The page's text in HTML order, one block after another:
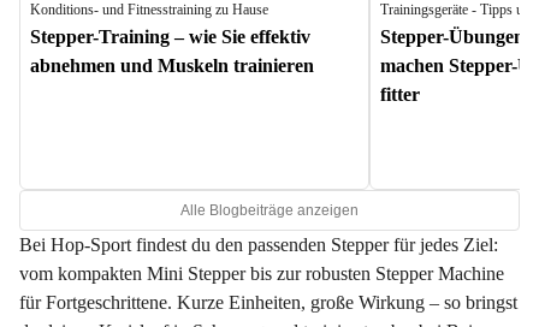
Konditions- und Fitnesstraining zu Hause
Stepper-Training – wie Sie effektiv
abnehmen und Muskeln trainieren
Trainingsgeräte - Tipps
Stepper-Übungen
machen Stepper-
fitter
Alle Blogbeiträge anzeigen
Bei Hop-Sport findest du den passenden Stepper für jedes Ziel:
vom kompakten Mini Stepper bis zur robusten Stepper Machine
für Fortgeschrittene. Kurze Einheiten, große Wirkung – so bringst